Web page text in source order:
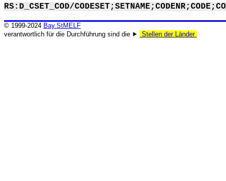
RS:D_CSET_COD/
© 1999-2024 Bay.StMELF
verantwortlich für die Durchführung sind die ⯈
Stellen der Länder